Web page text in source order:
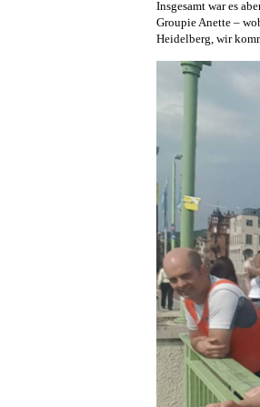
Insgesamt war es
Groupie Anette –
Heidelberg, wir